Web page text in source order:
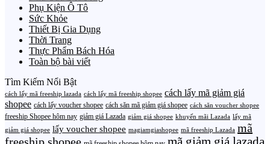
Phụ Kiện Ô Tô
Sức Khỏe
Thiết Bị Gia Dụng
Thời Trang
Thực Phẩm Bách Hóa
Toàn bộ bài viết
Tìm Kiếm Nổi Bật
cách lấy mã freeship lazada cách lấy mã freeship shopee cách lấy mã giảm giá
shopee cách lấy voucher shopee cách săn mã giảm giá shopee cách săn voucher shopee
freeship Shopee hôm nay giảm giá Lazada giảm giá shopee khuyến mãi Lazada lấy mã
giảm giá shopee lấy voucher shopee magiamgiashopee mã freeship Lazada mã